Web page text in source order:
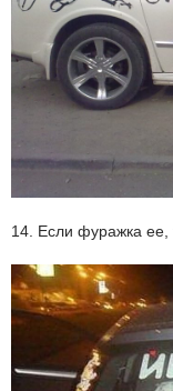
14. Если фуражка ее,